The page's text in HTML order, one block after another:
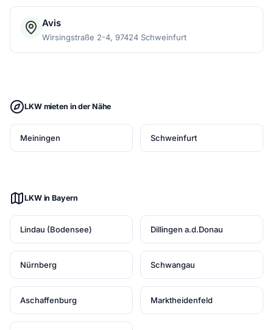
Avis
Wirsingstraße 2-4, 97424 Schweinfurt
LKW mieten in der Nähe
Meiningen Schweinfurt
LKW in Bayern
Lindau (Bodensee) Dillingen a.d.Donau
Nürnberg Schwangau
Aschaffenburg Marktheidenfeld